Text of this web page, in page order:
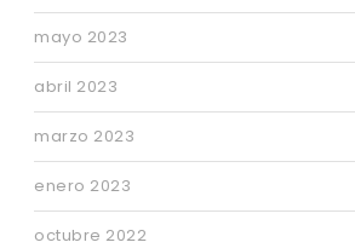
mayo 2023
abril 2023
marzo 2023
enero 2023
octubre 2022